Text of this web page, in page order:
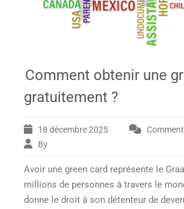
Comment obtenir une
gratuitement ?
18 décembre 2025
By
Avoir une green card représente le
millions de personnes à travers le
donne le droit à son détenteur de